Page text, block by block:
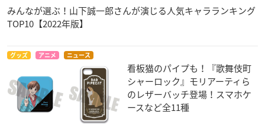
みんなが選ぶ！山下誠一郎さんが演じる人気キャラランキング
TOP10【2022年版】
グッズ アニメ ニュース
看板猫のパイプも！『歌舞伎町
シャーロック』モリアーティら
のレザーバッチ登場！スマホケ
ースなど全11種